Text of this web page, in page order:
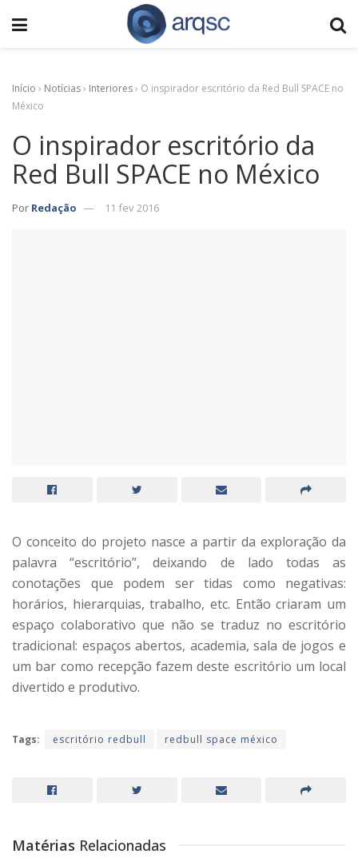
Início › Notícias› Interiores› O inspirador escritório da Red Bull SPACE no
México
O inspirador escritório da
Red Bull SPACE no México
Por Redação 11 fev 2016
O conceito do projeto nasce a partir da exploração da
palavra “escritório”, deixando de lado todas as
conotações que podem ser tidas como negativas:
horários, hierarquias, trabalho, etc. Então criaram um
espaço colaborativo que não se traduz no escritório
tradicional: espaços abertos, academia, sala de jogos e
um bar como recepção fazem deste escritório um local
divertido e produtivo.
Tags: escritório redbull redbull space méxico
Matérias Relacionadas